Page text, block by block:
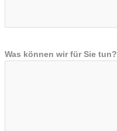
Was können wir für Sie tun?